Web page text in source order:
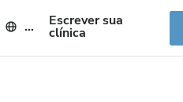
PT Escrever sua
clínica